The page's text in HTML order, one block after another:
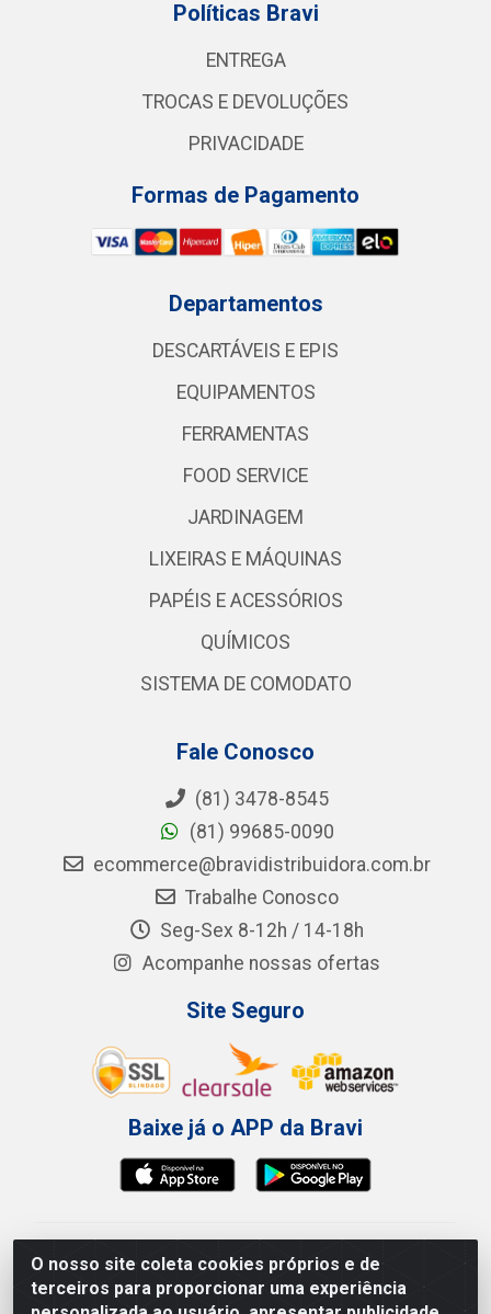
O nosso site coleta cookies próprios e de
terceiros para proporcionar uma experiência
Políticas Bravi
ENTREGA
TROCAS E DEVOLUÇÕES
PRIVACIDADE
Formas de Pagamento
Departamentos
DESCARTÁVEIS E EPIS
EQUIPAMENTOS
FERRAMENTAS
FOOD SERVICE
JARDINAGEM
LIXEIRAS E MÁQUINAS
PAPÉIS E ACESSÓRIOS
QUÍMICOS
SISTEMA DE COMODATO
Fale Conosco
(81) 3478-8545
(81) 99685-0090
ecommerce@bravidistribuidora.com.br
Trabalhe Conosco
Seg-Sex 8-12h / 14-18h
Acompanhe nossas ofertas
Site Seguro
Baixe já o APP da Bravi
Bravi Consumíveis de Higiene e Descartáveis EIRELI -
CNPJ 19.457.137/0001-06
Av. Sul Gov. Cid Sampaio, 3125 - Galpão 000A -